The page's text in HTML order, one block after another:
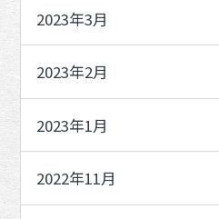
2023年3月
2023年2月
2023年1月
2022年11月